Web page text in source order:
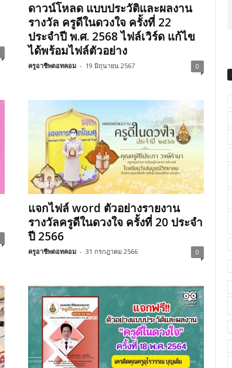
ดาวน์โหลด แบบประวัติและผลงาน
รางวัล ครูดีในดวงใจ ครั้งที่ 22
ประจำปี พ.ศ. 2568 ไฟล์เวิร์ด แก้ไข
ได้พร้อมไฟล์ตัวอย่าง
ครูอาชีพดอทคอม - 19 มิถุนายน 2567 0
แจกไฟล์ word ตัวอย่างรายงาน
รางวัลครูดีในดวงใจ ครั้งที่ 20 ประจำ
ปี 2566
ครูอาชีพดอทคอม - 31 กรกฎาคม 2566 0